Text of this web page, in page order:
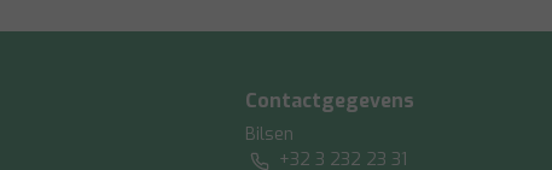
Contactgegevens
Bilsen
+32 3 232 23 31